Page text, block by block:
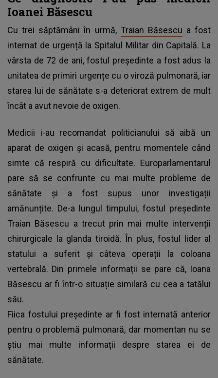
Ioanei Băsescu
Cu trei săptămâni în urmă, Traian Băsescu a fost
internat de urgență la Spitalul Militar din Capitală. La
vârsta de 72 de ani, fostul președinte a fost adus la
unitatea de primiri urgențe cu o viroză pulmonară, iar
starea lui de sănătate s-a deteriorat extrem de mult
încât a avut nevoie de oxigen.
Medicii i-au recomandat politicianului să aibă un
aparat de oxigen și acasă, pentru momentele când
simte că respiră cu dificultate. Europarlamentarul
pare să se confrunte cu mai multe probleme de
sănătate și a fost supus unor investigații
amănunțite. De-a lungul timpului, fostul președinte
Traian Băsescu a trecut prin mai multe intervenții
chirurgicale la glanda tiroidă. În plus, fostul lider al
statului a suferit și câteva operații la coloana
vertebrală. Din primele informații se pare că, Ioana
Băsescu ar fi într-o situație similară cu cea a tatălui
său.
Fiica fostului președinte ar fi fost internată anterior
pentru o problemă pulmonară, dar momentan nu se
știu mai multe informații despre starea ei de
sănătate.